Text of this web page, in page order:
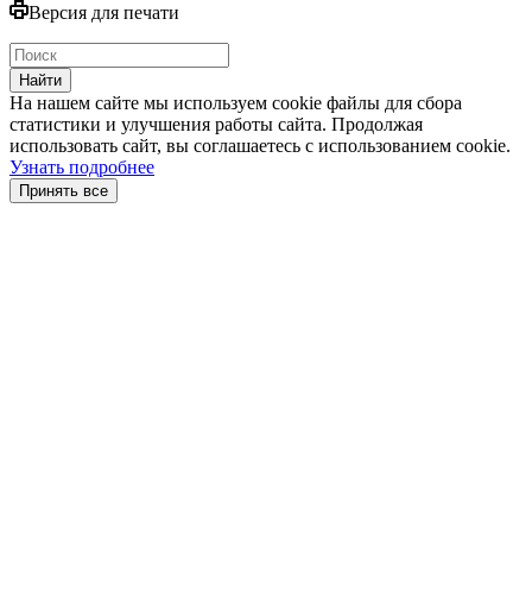
Версия для печати
Найти
На нашем сайте мы используем cookie файлы для сбора
статистики и улучшения работы сайта. Продолжая
использовать сайт, вы соглашаетесь с использованием cookie.
Узнать подробнее
Принять все